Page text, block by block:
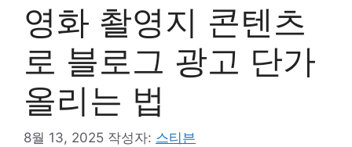
영화 촬영지 콘텐츠
로 블로그 광고 단가
올리는 법
8월 13, 2025 작성자: 스티븐